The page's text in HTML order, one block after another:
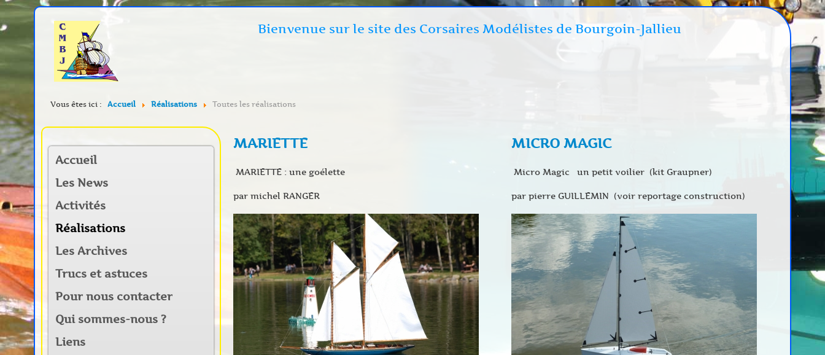
Bienvenue sur le site des Corsaires Modélistes de Bourgoin-Jallieu
Vous êtes ici : Accueil Réalisations Toutes les réalisations
Accueil
Les News
Activités
Réalisations
Les Archives
Trucs et astuces
Pour nous contacter
Qui sommes-nous ?
Liens
MARIETTE
MARIETTE : une goélette
par michel RANGER
MICRO MAGIC
Micro Magic un petit voilier (kit Graupner)
par pierre GUILLEMIN (voir reportage construction)